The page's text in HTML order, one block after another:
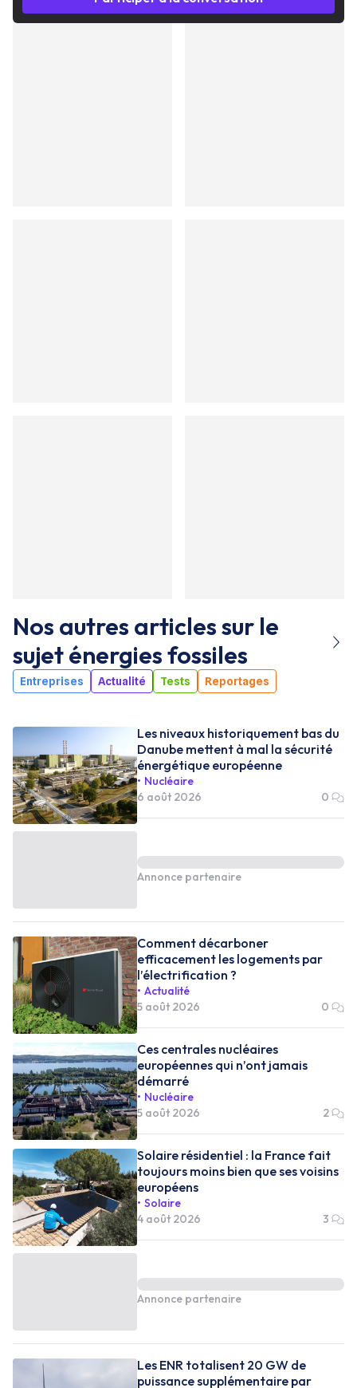
Nos autres articles sur le
sujeténergies fossiles
Entreprises Actualité Tests Reportages
Les niveaux historiquement bas du
Danube mettent à mal la sécurité
énergétique européenne
Nucléaire
6 août 2026
0
Annonce partenaire
Comment décarboner
efficacement les logements par
l’électrification ?
Actualité
5 août 2026
0
Ces centrales nucléaires
européennes qui n’ont jamais
démarré
Nucléaire
5 août 2026
2
Solaire résidentiel : la France fait
toujours moins bien que ses voisins
européens
Solaire
4 août 2026
3
Annonce partenaire
Les ENR totalisent 20 GW de
puissance supplémentaire par